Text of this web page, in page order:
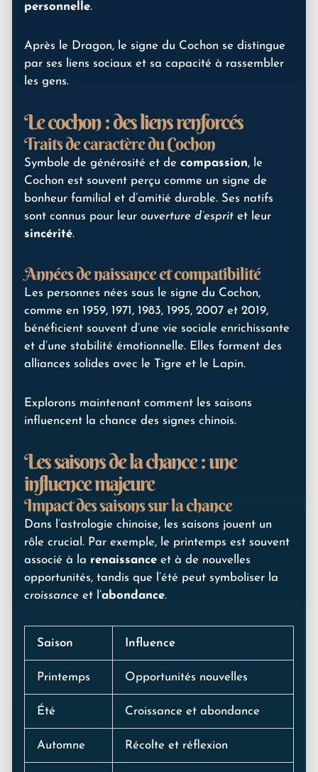
personnelle.
Après le Dragon, le signe du Cochon se distingue
par ses liens sociaux et sa capacité à rassembler
les gens.
Le cochon : des liens renforcés
Traits de caractère du Cochon
Symbole de générosité et de compassion, le
Cochon est souvent perçu comme un signe de
bonheur familial et d’amitié durable. Ses natifs
sont connus pour leur ouverture d’esprit et leur
sincérité.
Années de naissance et compatibilité
Les personnes nées sous le signe du Cochon,
comme en 1959, 1971, 1983, 1995, 2007 et 2019,
bénéficient souvent d’une vie sociale enrichissante
et d’une stabilité émotionnelle. Elles forment des
alliances solides avec le Tigre et le Lapin.
Explorons maintenant comment les saisons
influencent la chance des signes chinois.
Les saisons de la chance : une
influence majeure
Impact des saisons sur la chance
Dans l’astrologie chinoise, les saisons jouent un
rôle crucial. Par exemple, le printemps est souvent
associé à la renaissance et à de nouvelles
opportunités, tandis que l’été peut symboliser la
croissance et l’abondance.
Saison Influence
Printemps Opportunités nouvelles
Été Croissance et abondance
Automne Récolte et réflexion